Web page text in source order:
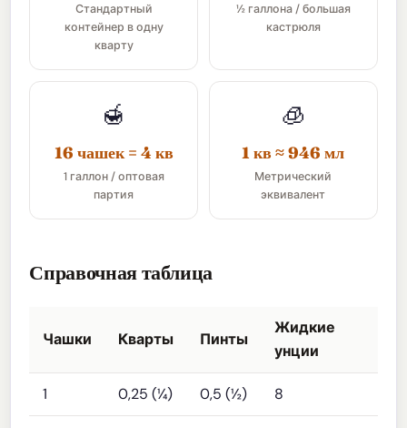
Стандартный
контейнер в одну
кварту
½ галлона / большая
кастрюля
🍯
16 чашек = 4 кв
1 галлон / оптовая
партия
🧊
1 кв ≈ 946 мл
Метрический
эквивалент
Справочная таблица
Чашки Кварты Пинты
Жидкие
унции
1 0,25 (¼) 0,5 (½) 8